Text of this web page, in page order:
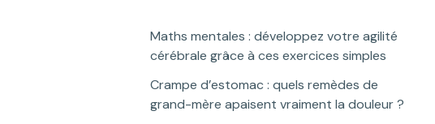
Maths mentales : développez votre agilité
cérébrale grâce à ces exercices simples
Crampe d’estomac : quels remèdes de
grand-mère apaisent vraiment la douleur ?